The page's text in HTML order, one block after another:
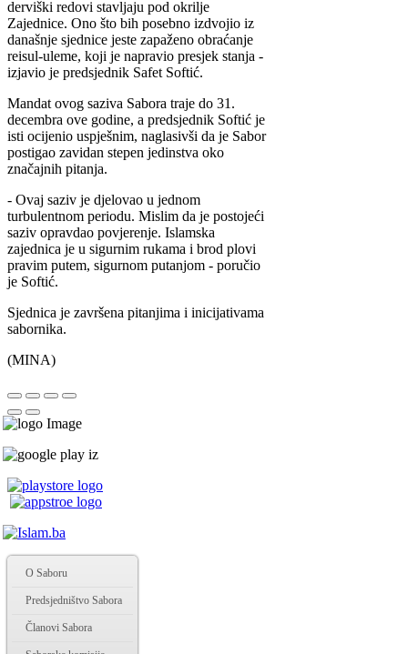
derviški redovi stavljaju pod okrilje
Zajednice. Ono što bih posebno izdvojio iz
današnje sjednice jeste zapaženo obraćanje
reisul-uleme, koji je napravio presjek stanja -
izjavio je predsjednik Safet Softić.
Mandat ovog saziva Sabora traje do 31.
decembra ove godine, a predsjednik Softić je
isti ocijenio uspješnim, naglasivši da je Sabor
postigao zavidan stepen jedinstva oko
značajnih pitanja.
- Ovaj saziv je djelovao u jednom
turbulentnom periodu. Mislim da je postojeći
saziv opravdao povjerenje. Islamska
zajednica je u sigurnim rukama i brod plovi
pravim putem, sigurnom putanjom - poručio
je Softić.
Sjednica je završena pitanjima i inicijativama
sabornika.
(MINA)
O Saboru
Predsjedništvo Sabora
Članovi Sabora